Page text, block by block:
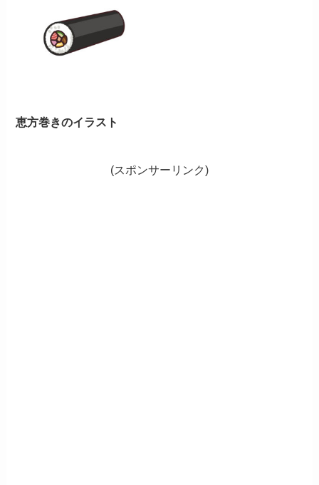
恵方巻きのイラスト
(スポンサーリンク)